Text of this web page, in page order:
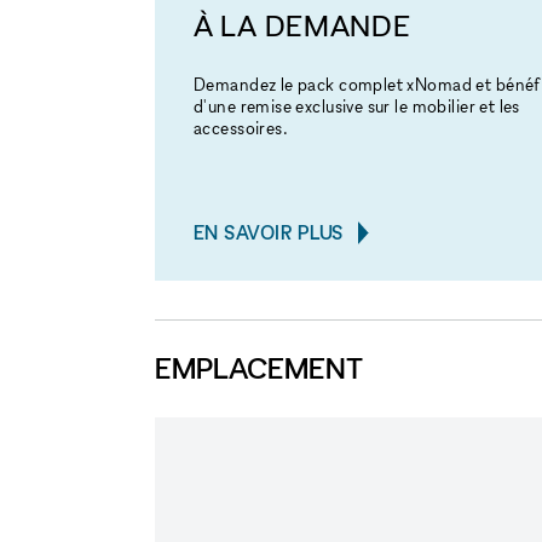
À LA DEMANDE
Demandez le pack complet xNomad et
d'une remise exclusive sur le mobilier et les
accessoires.
EN SAVOIR PLUS
EMPLACEMENT